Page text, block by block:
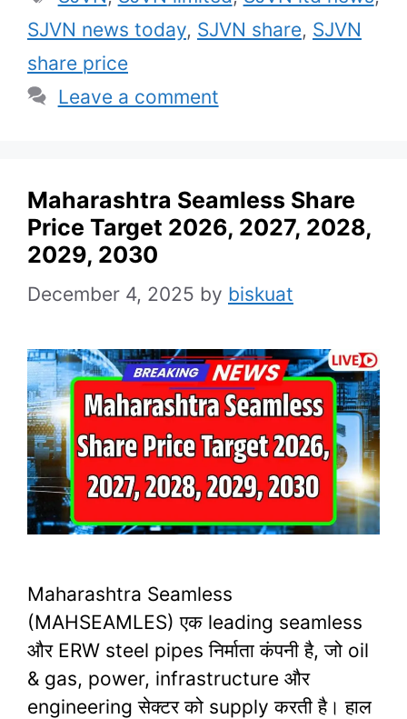
SJVN news today, SJVN share, SJVN
share price
Leave a comment
Maharashtra Seamless Share
Price Target 2026, 2027, 2028,
2029, 2030
December 4, 2025 by biskuat
Maharashtra Seamless
(MAHSEAMLES) एक leading seamless
और ERW steel pipes निर्माता कंपनी है, जो oil
& gas, power, infrastructure और
engineering सेक्टर को supply करती है। हाल